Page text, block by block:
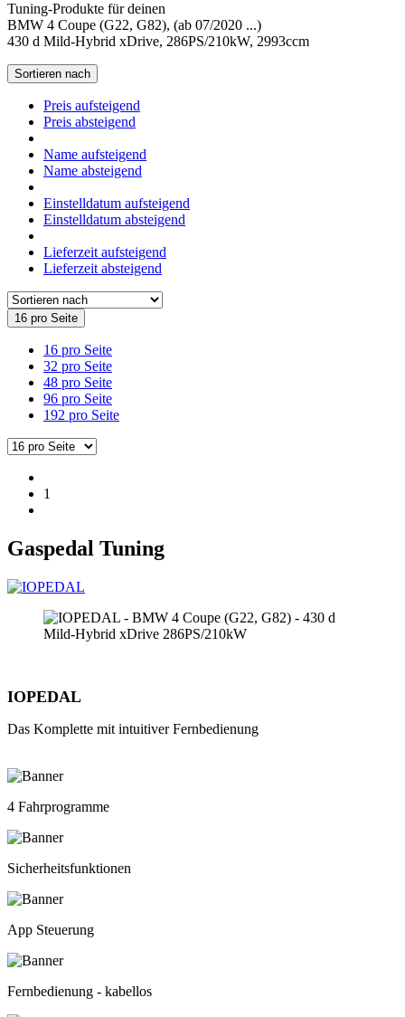
Tuning-Produkte für deinen
BMW 4 Coupe (G22, G82), (ab 07/2020 ...)
430 d Mild-Hybrid xDrive, 286PS/210kW, 2993ccm
Sortieren nach
Preis aufsteigend
Preis absteigend
Name aufsteigend
Name absteigend
Einstelldatum aufsteigend
Einstelldatum absteigend
Lieferzeit aufsteigend
Lieferzeit absteigend
16 pro Seite
16 pro Seite
32 pro Seite
48 pro Seite
96 pro Seite
192 pro Seite
1
Gaspedal Tuning
IOPEDAL
Das Komplette mit intuitiver Fernbedienung
4 Fahrprogramme
Sicherheitsfunktionen
App Steuerung
Fernbedienung - kabellos